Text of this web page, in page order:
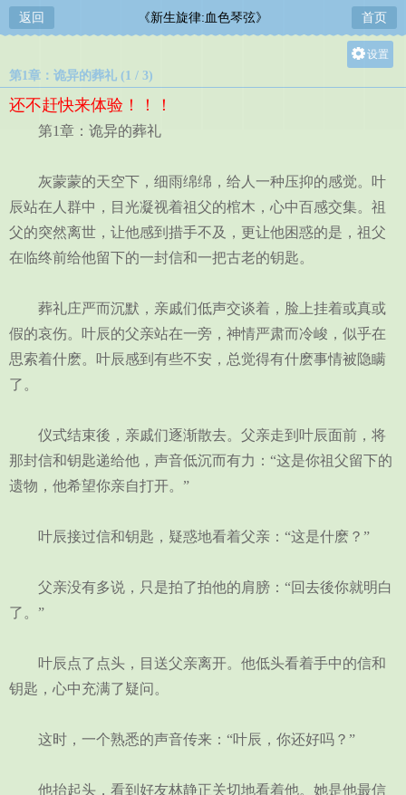
返回 《新生旋律:血色琴弦》 首页
设置
第1章：诡异的葬礼 (1 / 3)
还不赶快来体验！！！
第1章：诡异的葬礼
灰蒙蒙的天空下，细雨绵绵，给人一种压抑的感觉。叶
辰站在人群中，目光凝视着祖父的棺木，心中百感交集。祖
父的突然离世，让他感到措手不及，更让他困惑的是，祖父
在临终前给他留下的一封信和一把古老的钥匙。
葬礼庄严而沉默，亲戚们低声交谈着，脸上挂着或真或
假的哀伤。叶辰的父亲站在一旁，神情严肃而冷峻，似乎在
思索着什麽。叶辰感到有些不安，总觉得有什麽事情被隐瞒
了。
仪式结束後，亲戚们逐渐散去。父亲走到叶辰面前，将
那封信和钥匙递给他，声音低沉而有力：“这是你祖父留下的
遗物，他希望你亲自打开。”
叶辰接过信和钥匙，疑惑地看着父亲：“这是什麽？”
父亲没有多说，只是拍了拍他的肩膀：“回去後你就明白
了。”
叶辰点了点头，目送父亲离开。他低头看着手中的信和
钥匙，心中充满了疑问。
这时，一个熟悉的声音传来：“叶辰，你还好吗？”
他抬起头，看到好友林静正关切地看着他。她是他最信